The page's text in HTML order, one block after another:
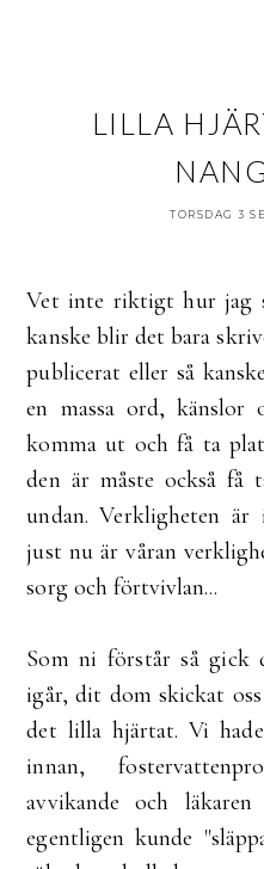
LILLA
TORSDAG 3
Vet inte riktigt hur jag
kanske blir det bara
publicerat eller så
en massa ord, känslor
komma ut och få ta
den är måste också få
undan. Verkligheten
just nu är våran
sorg och förtvivlan...
Som ni förstår så gick
igår, dit dom skickat
det lilla hjärtat. Vi
innan,
avvikande och
egentligen kunde